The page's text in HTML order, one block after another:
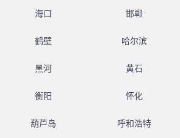
海口 邯郸
鹤壁 哈尔滨
黑河 黄石
衡阳 怀化
葫芦岛 呼和浩特